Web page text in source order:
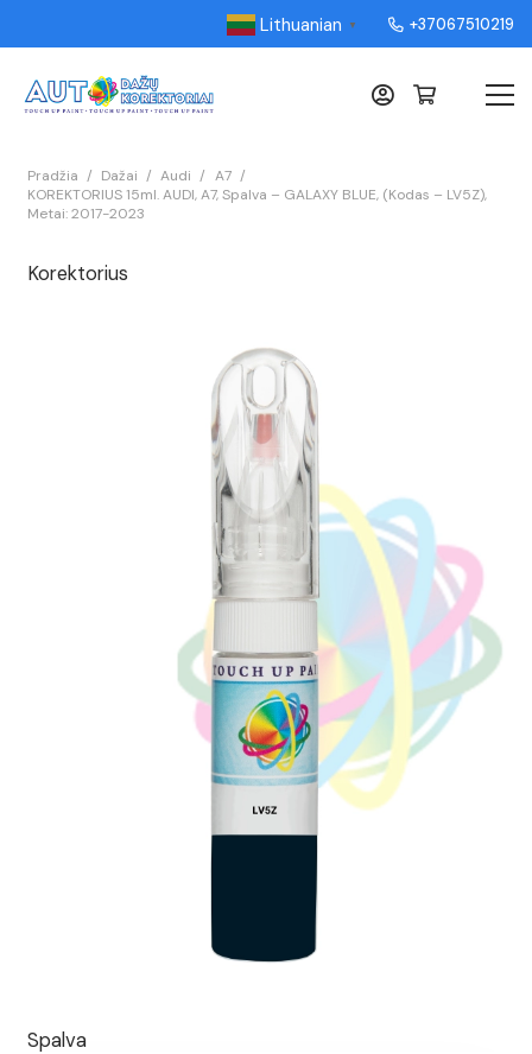
Lithuanian ▼ +37067510219
Pradžia / Dažai / Audi / A7 /
KOREKTORIUS 15ml. AUDI, A7, Spalva – GALAXY BLUE, (Kodas – LV5Z),
Metai: 2017-2023
Korektorius
Spalva